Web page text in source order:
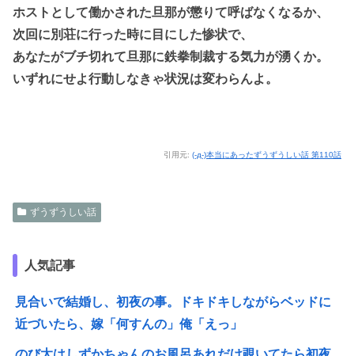
ホストとして働かされた旦那が懲りて呼ばなくなるか、
次回に別荘に行った時に目にした惨状で、
あなたがブチ切れて旦那に鉄拳制裁する気力が湧くか。
いずれにせよ行動しなきゃ状況は変わらんよ。
引用元: (-д-)本当にあったずうずうしい話 第110話
ずうずうしい話
人気記事
見合いで結婚し、初夜の事。ドキドキしながらベッドに
近づいたら、嫁「何すんの」俺「えっ」